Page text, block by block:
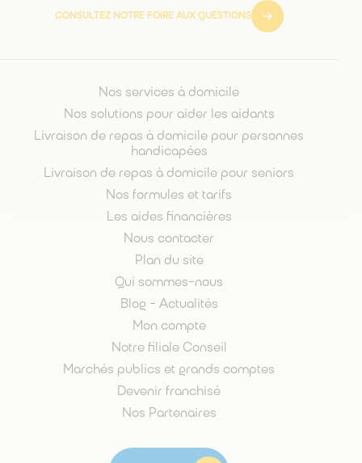
CONSULTEZ NOTRE FOIRE AUX QUESTIONS
Nos services à domicile
Nos solutions pour aider les aidants
Livraison de repas à domicile pour personnes
handicapées
Livraison de repas à domicile pour seniors
Nos formules et tarifs
Les aides financières
Nous contacter
Plan du site
Qui sommes-nous
Blog - Actualités
Mon compte
Notre filiale Conseil
Marchés publics et grands comptes
Devenir franchisé
Nos Partenaires